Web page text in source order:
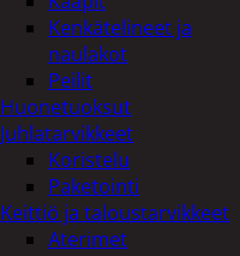
Kenkätelineet ja
naulakot
Peilit
Huonetuoksut
Juhlatarvikkeet
Koristelu
Paketointi
Keittiö ja taloustarvikkeet
Aterimet